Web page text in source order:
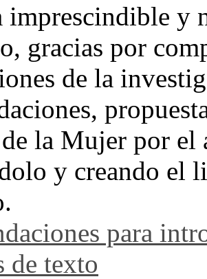
y
gracias por
de la
la Mujer por el
y creando el
para
de texto